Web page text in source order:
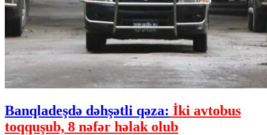
Banqladeşdə dəhşətli qəza: İki avtobus
toqquşub, 8 nəfər həlak olub